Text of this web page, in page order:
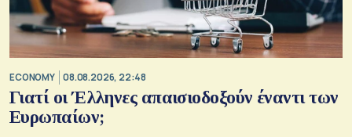
ECONOMY 08.08.2026, 22:48
Γιατί οι Έλληνες απαισιοδοξούν έναντι των
Ευρωπαίων;